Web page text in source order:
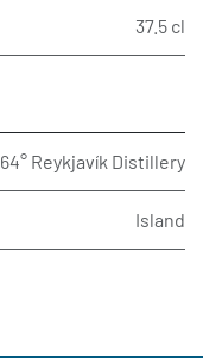
37.5 cl
64° Reykjavík Distillery
Island